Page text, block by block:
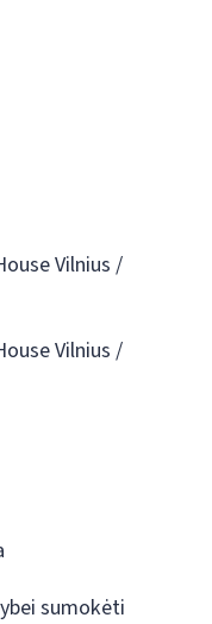
Vilnius /
Vilnius /
sumokėti